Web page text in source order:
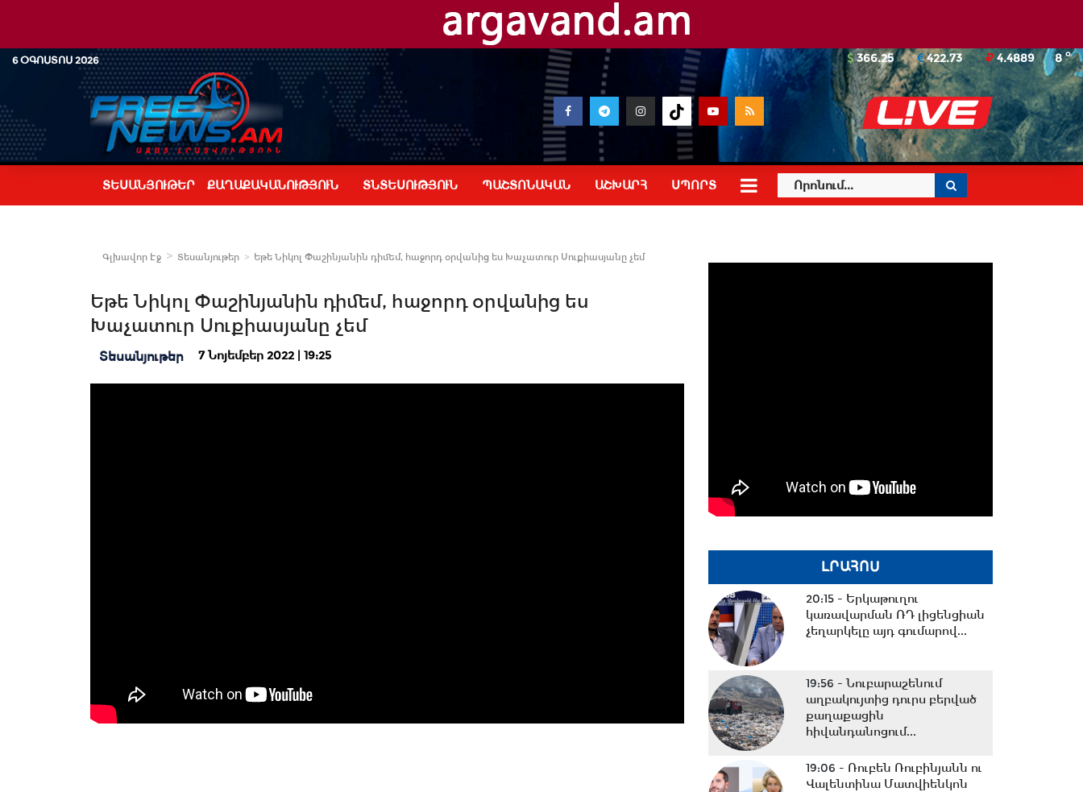
6 ՕԳՈՍՏՈՍ 2026 8o
366.25 422.73 4.4889
ՏԵՍԱՆՅՈՒԹԵՐ ՔԱՂԱՔԱԿԱՆՈՒԹՅՈՒՆ ՏՆՏԵՍՈՒԹՅՈՒՆ ՊԱՇՏՈՆԱԿԱՆ ԱՇԽԱՐՀ ՍՊՈՐՏ
Գլխավոր Էջ Տեսանյութեր Եթե Նիկոլ Փաշինյանին դիմեմ, հաջորդ օրվանից ես Խաչատուր Սուքիասյանը չեմ
Եթե Նիկոլ Փաշինյանին դիմեմ, հաջորդ օրվանից ես
Խաչատուր Սուքիասյանը չեմ
Տեսանյութեր 7 Նոյեմբեր 2022 | 19:25
ԼՐԱՀՈՍ
20:15 - Երկաթուղու
կառավարման ՌԴ լիցենցիան
չեղարկելը այդ գումարով...
19:56 -Նուբարաշենում
աղբակույտից դուրս բերված
քաղաքացին
հիվանդանոցում...
19:06 - Ռուբեն Ռուբինյանն ու
Վալենտինա Մատվիենկոն